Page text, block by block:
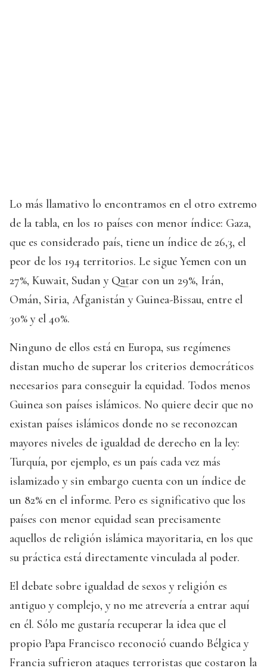
Lo más llamativo lo encontramos en el otro extremo
de la tabla, en los 10 países con menor índice: Gaza,
que es considerado país, tiene un índice de 26,3, el
peor de los 194 territorios. Le sigue Yemen con un
27%, Kuwait, Sudan y Qatar con un 29%, Irán,
Omán, Siria, Afganistán y Guinea-Bissau, entre el
30% y el 40%.
Ninguno de ellos está en Europa, sus regímenes
distan mucho de superar los criterios democráticos
necesarios para conseguir la equidad. Todos menos
Guinea son países islámicos. No quiere decir que no
existan países islámicos donde no se reconozcan
mayores niveles de igualdad de derecho en la ley:
Turquía, por ejemplo, es un país cada vez más
islamizado y sin embargo cuenta con un índice de
un 82% en el informe. Pero es significativo que los
países con menor equidad sean precisamente
aquellos de religión islámica mayoritaria, en los que
su práctica está directamente vinculada al poder.
El debate sobre igualdad de sexos y religión es
antiguo y complejo, y no me atrevería a entrar aquí
en él. Sólo me gustaría recuperar la idea que el
propio Papa Francisco reconoció cuando Bélgica y
Francia sufrieron ataques terroristas que costaron la